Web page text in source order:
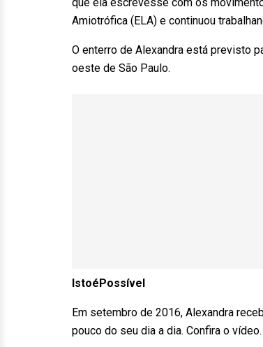
Amiotrófica (ELA) e continuou
O enterro de Alexandra está previsto
oeste de São Paulo.
IstoéPossível
Em setembro de 2016, Alexandra
pouco do seu dia a dia. Confira o vídeo.